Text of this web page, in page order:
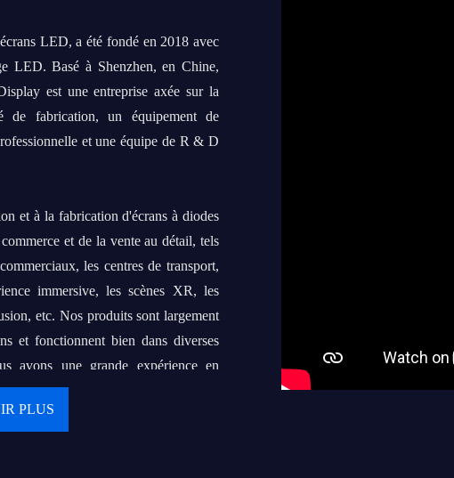
LED, a été fondé en 2018 avec
LED. Basé à Shenzhen, en Chine,
est une entreprise axée sur la
de fabrication, un équipement de
et une équipe de R & D
et à la fabrication d'écrans à diodes
et de la vente au détail, tels
les centres de transport,
immersive, les scènes XR, les
etc. Nos produits sont largement
et fonctionnent bien dans diverses
avons une grande expérience en
PLUS